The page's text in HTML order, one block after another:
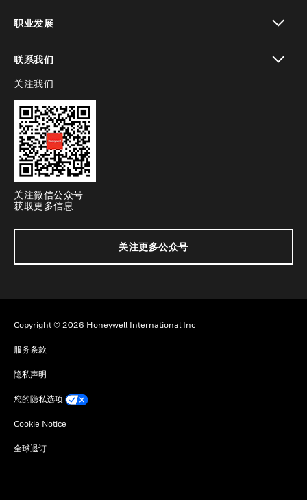
职业发展
联系我们
toggle view
关注我们
关注微信公众号
获取更多信息
关注更多公众号
Copyright © 2026 Honeywell International Inc
服务条款
隐私声明
您的隐私选项
Cookie Notice
全球退订